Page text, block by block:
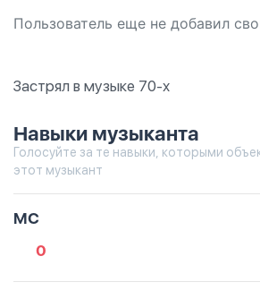
Пользователь еще не добавил
Застрял в музыке 70-x
Навыки музыканта
Голосуйте за те навыки, которыми
этот музыкант
MC
0